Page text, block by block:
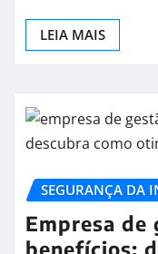
LEIA MAIS
SEGURANÇA DA
Empresa de
benefícios: